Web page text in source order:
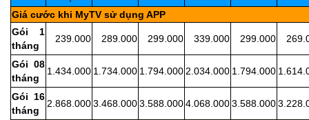
Giá cước khi MyTV sử dụng APP
Gói 1
tháng
239.000 289.000 299.000 339.000 299.000
Gói 08
tháng
1.434.000 1.734.000 1.794.0002.034.000 1.794.000
Gói 16
tháng
2.868.0003.468.0003.588.0004.068.0003.588.000